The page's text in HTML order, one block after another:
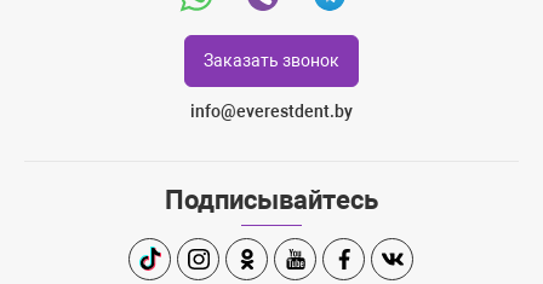
Заказать звонок
info@everestdent.by
Подписывайтесь
TikTokInstagramОдноклассники
YoutubeFacebookВконтакте